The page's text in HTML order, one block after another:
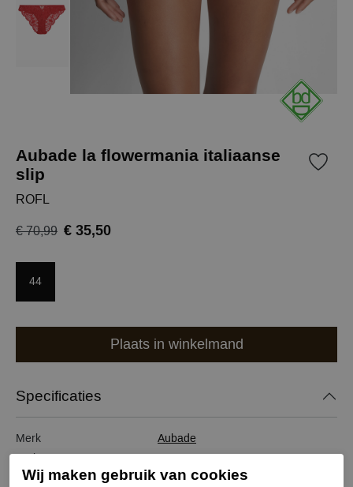
Aubade la flowermania italiaanse
slip
ROFL
€ 70,99 € 35,50
44
Plaats in winkelmand
Specificaties
Merk
Aubade
Serie naam
LA FLOWERMANIA
Leveranciercode
LA27
Wij maken gebruik van cookies